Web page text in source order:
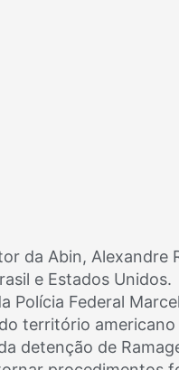
da Abin, Alexandre
e Estados Unidos.
Polícia Federal
território americano
detenção de